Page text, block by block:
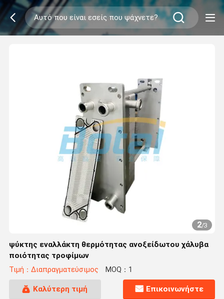
2/3
ψύκτης εναλλάκτη θερμότητας ανοξείδωτου χάλυβα
ποιότητας τροφίμων
Τιμή：Διαπραγματεύσιμος MOQ：1
Καλύτερη τιμή Επικοινωνήστε